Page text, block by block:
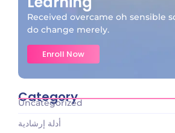
Received overcame oh sensible
do change merely.
Enroll Now
Category
Uncategorized
أدلة إرشادية